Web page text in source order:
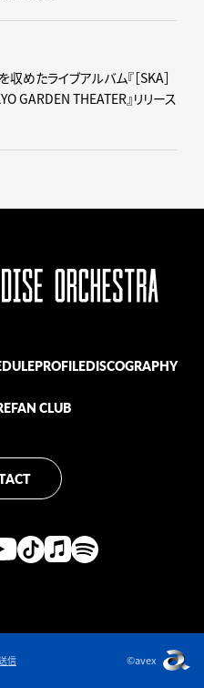
めたライブアルバム『［SKA］
GARDEN THEATER』リリース
PROFILEDISCOGRAPHY
FAN CLUB
信 ©avex